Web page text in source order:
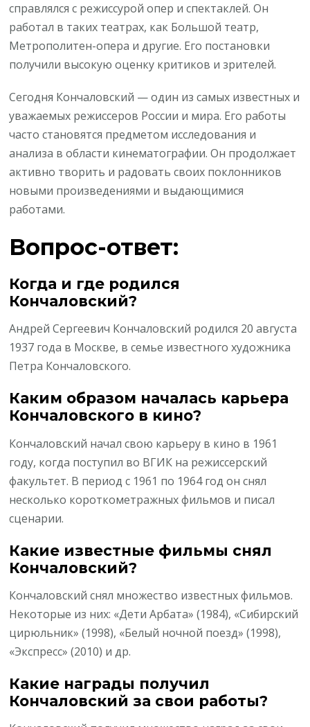
справлялся с режиссурой опер и спектаклей. Он
работал в таких театрах, как Большой театр,
Метрополитен-опера и другие. Его постановки
получили высокую оценку критиков и зрителей.
Сегодня Кончаловский — один из самых известных и
уважаемых режиссеров России и мира. Его работы
часто становятся предметом исследования и
анализа в области кинематографии. Он продолжает
активно творить и радовать своих поклонников
новыми произведениями и выдающимися
работами.
Вопрос-ответ:
Когда и где родился
Кончаловский?
Андрей Сергеевич Кончаловский родился 20 августа
1937 года в Москве, в семье известного художника
Петра Кончаловского.
Каким образом началась карьера
Кончаловского в кино?
Кончаловский начал свою карьеру в кино в 1961
году, когда поступил во ВГИК на режиссерский
факультет. В период с 1961 по 1964 год он снял
несколько короткометражных фильмов и писал
сценарии.
Какие известные фильмы снял
Кончаловский?
Кончаловский снял множество известных фильмов.
Некоторые из них: «Дети Арбата» (1984), «Сибирский
цирюльник» (1998), «Белый ночной поезд» (1998),
«Экспресс» (2010) и др.
Какие награды получил
Кончаловский за свои работы?